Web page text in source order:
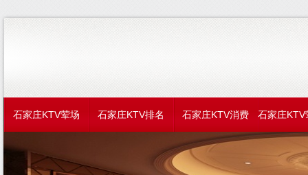
石家庄KTV荤场 石家庄KTV排名 石家庄KTV消费 石家庄KTV